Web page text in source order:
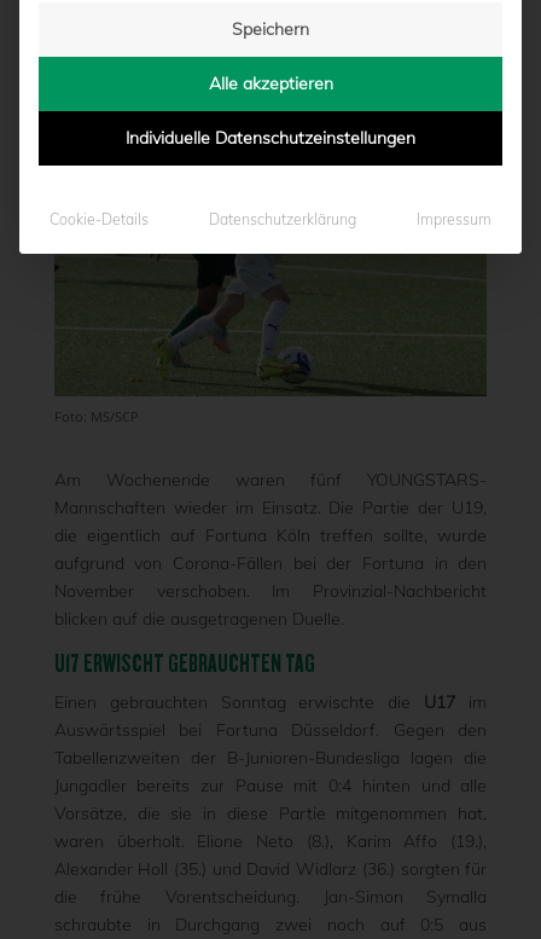
vonMoritz Schwegmann|02.11.2021 - 11:04
Foto: MS/SCP
Am Wochenende waren fünf YOUNGSTARS-
Mannschaften wieder im Einsatz. Die Partie der U19,
die eigentlich auf Fortuna Köln treffen sollte, wurde
aufgrund von Corona-Fällen bei der Fortuna in den
November verschoben. Im Provinzial-Nachbericht
blicken auf die ausgetragenen Duelle.
U17 ERWISCHT GEBRAUCHTEN TAG
Einen gebrauchten Sonntag erwischte die U17 im
Auswärtsspiel bei Fortuna Düsseldorf. Gegen den
Tabellenzweiten der B-Junioren-Bundesliga lagen die
Jungadler bereits zur Pause mit 0:4 hinten und alle
Vorsätze, die sie in diese Partie mitgenommen hat,
waren überholt. Elione Neto (8.), Karim Affo (19.),
Alexander Holl (35.) und David Widlarz (36.) sorgten für
die frühe Vorentscheidung. Jan-Simon Symalla
schraubte in Durchgang zwei noch auf 0:5 aus
Speichern
Alle akzeptieren
Individuelle Datenschutzeinstellungen
Cookie-Details Datenschutzerklärung Impressum